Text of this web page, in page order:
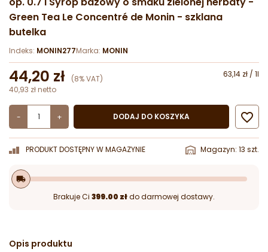
Green Tea Le Concentré de Monin - szklana
butelka
Indeks: MONIN277Marka: MONIN
44,20 zł (8% VAT)
63,14 zł / 1l
40,93 zł netto
- + DODAJ DO KOSZYKA 
PRODUKT DOSTĘPNY W MAGAZYNIE Magazyn: 13 szt.
local_shipping
Brakuje Ci 399.00 złdo darmowej dostawy.
Opis produktu